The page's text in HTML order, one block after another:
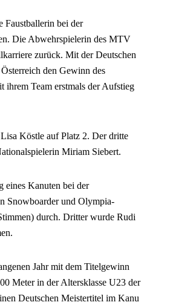
Faustballerin bei der
Die Abwehrspielerin des MTV
zurück. Mit der Deutschen
den Gewinn des
ihrem Team erstmals der Aufstieg
Köstle auf Platz 2. Der dritte
Miriam Siebert.
eines Kanuten bei der
Snowboarder und Olympia-
durch. Dritter wurde Rudi
Jahr mit dem Titelgewinn
Meter in der Altersklasse U23 der
Deutschen Meistertitel im Kanu